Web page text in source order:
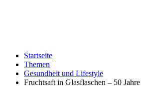
Startseite
Themen
Gesundheit und Lifestyle
Fruchtsaft in Glasflaschen – 50